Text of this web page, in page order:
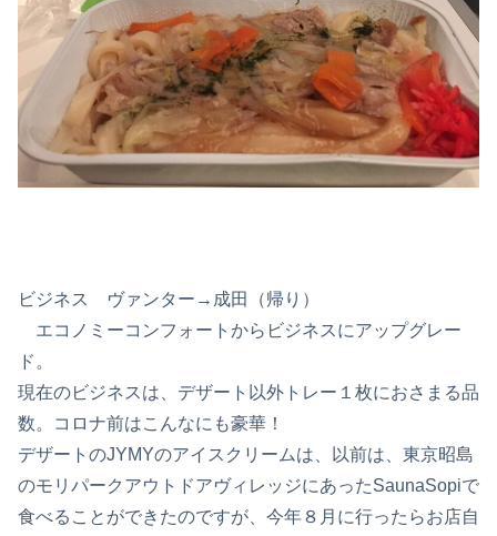
ビジネス ヴァンター→成田（帰り）
エコノミーコンフォートからビジネスにアップグレー
ド。
現在のビジネスは、デザート以外トレー１枚におさまる品
数。コロナ前はこんなにも豪華！
デザートのJYMYのアイスクリームは、以前は、東京昭島
のモリパークアウトドアヴィレッジにあったSaunaSopiで
食べることができたのですが、今年８月に行ったらお店自